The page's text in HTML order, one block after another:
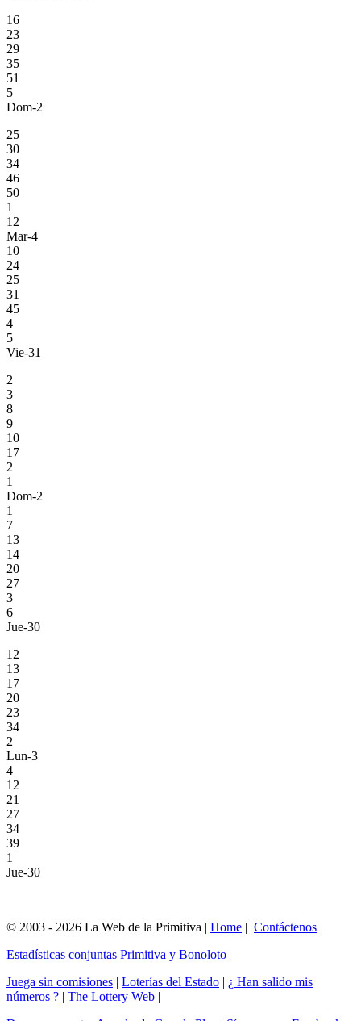
16
23
29
35
51
5
Dom-2
25
30
34
46
50
1
12
Mar-4
10
24
25
31
45
4
5
Vie-31
2
3
8
9
10
17
2
1
Dom-2
1
7
13
14
20
27
3
6
Jue-30
12
13
17
20
23
34
2
Lun-3
4
12
21
27
34
39
1
Jue-30
© 2003 - 2026 La Web de la Primitiva | Home | Contáctenos
Estadísticas conjuntas Primitiva y Bonoloto
Juega sin comisiones | Loterías del Estado | ¿ Han salido mis
números ? | The Lottery Web |